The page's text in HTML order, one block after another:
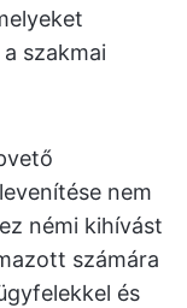
szakmai
nem
némi kihívást
számára
és